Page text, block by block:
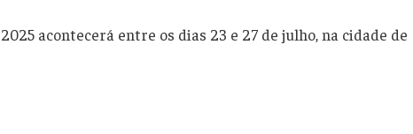
acontecerá entre os dias 23 e 27 de julho, na cidade de